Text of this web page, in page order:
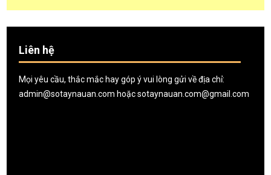
Liên hệ
Mọi yêu cầu, thắc mắc hay góp ý vui lòng gửi về địa chỉ:
admin@sotaynauan.com hoặcsotaynauan.com@gmail.com